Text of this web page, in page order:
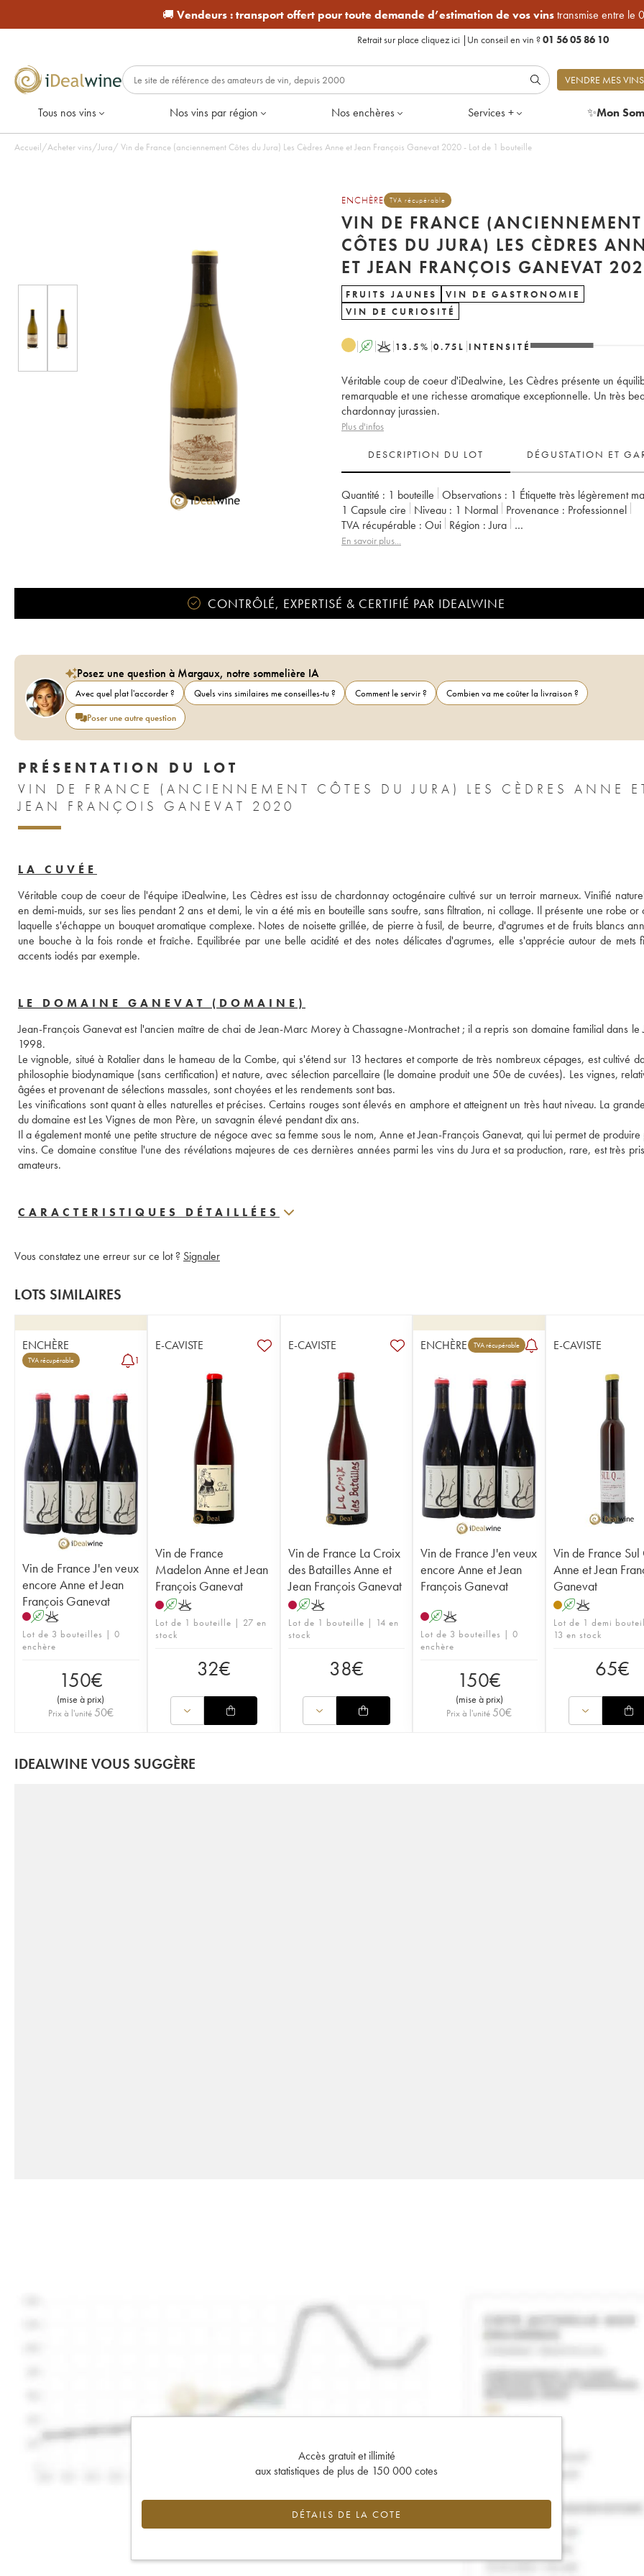
🚚 Vendeurs :transport offert pour toute demande d’estimation de vos vinstransmise entre le
Retrait sur place cliquez ici | Un conseil en vin ?01 56 05 86 10
VENDRE MES VINS
Tous nos vins Nos vins par région Nos enchères Services + ✨Mon
Accueil/Acheter vins/Jura/ Vin de France (anciennement Côtes du Jura) Les Cèdres Anne et Jean François Ganevat 2020 - Lot de 1 bouteille
ENCHÈRE TVA récupérable
VIN DE FRANCE (ANCIENNEMENT
CÔTES DU JURA) LES CÈDRES
ET JEAN FRANÇOIS GANEVAT
FRUITS JAUNES
VIN DE GASTRONOMIE
VIN DE CURIOSITÉ
A K 13.5% 0.75 L INTENSITÉ
Véritable coup de coeur d'iDealwine, Les Cèdres présente un
remarquable et une richesse aromatique exceptionnelle. Un très
chardonnay jurassien.
Plus d'infos
DESCRIPTION DU LOT DÉGUSTATION ET
Quantité : 1 bouteille Observations : 1 Étiquette très légèrement
1 Capsule cire
Niveau : 1 Normal Provenance :
professionnel
TVA récupérable :
oui Région : Jura
Appellation :
En savoir plus...
CONTRÔLÉ, EXPERTISÉ & CERTIFIÉ PAR IDEALWINE
Posez une question à Margaux, notre sommelière IA
Avec quel plat l'accorder ? Quels vins similaires me conseilles-tu ? Comment le servir ?
Combien va me coûter la livraison ?
Poser une autre question
PRÉSENTATION DU LOT
VIN DE FRANCE (ANCIENNEMENT CÔTES DU JURA) LES CÈDRES ANNE
JEAN FRANÇOIS GANEVAT 2020
LA CUVÉE
Véritable coup de coeur de l'équipe iDealwine, Les Cèdres est issu de chardonnay octogénaire cultivé sur un terroir marneux. Vinifié
en demi-muids, sur ses lies pendant 2 ans et demi, le vin a été mis en bouteille sans soufre, sans filtration, ni collage. Il présente une robe or
laquelle s'échappe un bouquet aromatique complexe. Notes de noisette grillée, de pierre à fusil, de beurre, d'agrumes et de fruits blancs
une bouche à la fois ronde et fraîche. Equilibrée par une belle acidité et des notes délicates d'agrumes, elle s'apprécie autour de mets
accents iodés par exemple.
LE DOMAINE GANEVAT (DOMAINE)
Jean-François Ganevat est l'ancien maître de chai de Jean-Marc Morey à Chassagne-Montrachet ; il a repris son domaine familial dans le
1998.
Le vignoble, situé à Rotalier dans le hameau de la Combe, qui s'étend sur 13 hectares et comporte de très nombreux cépages, est cultivé
philosophie biodynamique (sans certification) et nature, avec sélection parcellaire (le domaine produit une 50e de cuvées). Les vignes,
âgées et provenant de sélections massales, sont choyées et les rendements sont bas.
Les vinifications sont quant à elles naturelles et précises. Certains rouges sont élevés en amphore et atteignent un très haut niveau. La
du domaine est Les Vignes de mon Père, un savagnin élevé pendant dix ans.
Il a également monté une petite structure de négoce avec sa femme sous le nom, Anne et Jean-François Ganevat, qui lui permet de produire
vins. Ce domaine constitue l'une des révélations majeures de ces dernières années parmi les vins du Jura et sa production, rare, est très
amateurs.
CARACTERISTIQUES DÉTAILLÉES
Vous constatez une erreur sur ce lot ? Signaler
LOTS SIMILAIRES
ENCHÈRE
TVA récupérable 1
Vin de France J'en veux
encore Anne et Jean
François Ganevat
AK
Lot de 3 bouteilles | 0
enchère
150€
(mise à prix)
Prix à l'unité 50€
E-CAVISTE
Vin de France
Madelon Anne et Jean
François Ganevat
AK
Lot de 1 bouteille | 27 en
stock
32€
E-CAVISTE
Vin de France La Croix
des Batailles Anne et
Jean François Ganevat
AK
Lot de 1 bouteille | 14 en
stock
38€
ENCHÈRE TVA récupérable
Vin de France J'en veux
encore Anne et Jean
François Ganevat
AK
Lot de 3 bouteilles | 0
enchère
150€
(mise à prix)
Prix à l'unité 50€
E-CAVISTE
Vin de France Sul
Anne et Jean
Ganevat
AK
Lot de 1 demi
13 en stock
65€
IDEALWINE VOUS SUGGÈRE
Accès gratuit et illimité
aux statistiques de plus de 150 000 cotes
DÉTAILS DE LA COTE